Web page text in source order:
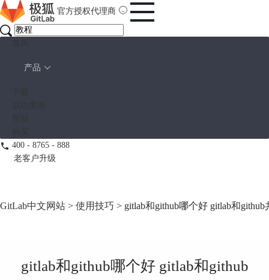
官方授权代理商
产品
400 - 8765 - 888
老客户升级
GitLab中文网站 > 使用技巧 > gitlab和github哪个好 gitlab和github
gitlab和github哪个好 gitlab和github